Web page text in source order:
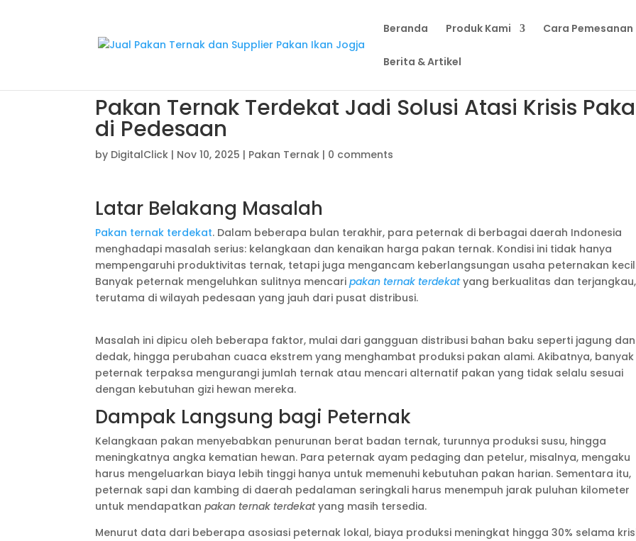
Beranda Produk Kami Cara Pemesanan
Berita & Artikel
Pakan Ternak Terdekat Jadi Solusi Atasi Krisis
di Pedesaan
by DigitalClick | Nov 10, 2025 | Pakan Ternak | 0 comments
Latar Belakang Masalah
Pakan ternak terdekat. Dalam beberapa bulan terakhir, para peternak di berbagai daerah Indonesia
menghadapi masalah serius: kelangkaan dan kenaikan harga pakan ternak. Kondisi ini tidak hanya
mempengaruhi produktivitas ternak, tetapi juga mengancam keberlangsungan usaha peternakan
Banyak peternak mengeluhkan sulitnya mencaripakan ternak terdekat yang berkualitas dan terjangkau,
terutama di wilayah pedesaan yang jauh dari pusat distribusi.
Masalah ini dipicu oleh beberapa faktor, mulai dari gangguan distribusi bahan baku seperti jagung dan
dedak, hingga perubahan cuaca ekstrem yang menghambat produksi pakan alami. Akibatnya, banyak
peternak terpaksa mengurangi jumlah ternak atau mencari alternatif pakan yang tidak selalu sesuai
dengan kebutuhan gizi hewan mereka.
Dampak Langsung bagi Peternak
Kelangkaan pakan menyebabkan penurunan berat badan ternak, turunnya produksi susu, hingga
meningkatnya angka kematian hewan. Para peternak ayam pedaging dan petelur, misalnya, mengaku
harus mengeluarkan biaya lebih tinggi hanya untuk memenuhi kebutuhan pakan harian. Sementara itu,
peternak sapi dan kambing di daerah pedalaman seringkali harus menempuh jarak puluhan kilometer
untuk mendapatkanpakan ternak terdekatyang masih tersedia.
Menurut data dari beberapa asosiasi peternak lokal, biaya produksi meningkat hingga 30% selama